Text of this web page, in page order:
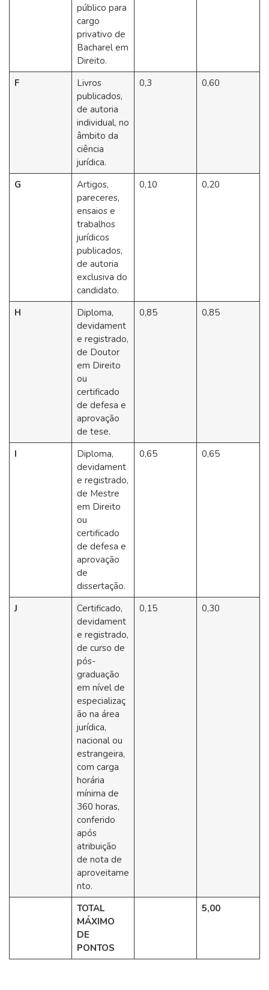
público para
cargo
privativo de
Bacharel em
Direito.
F
Livros
publicados,
de autoria
individual, no
âmbito da
ciência
jurídica.
0,3 0,60
G
Artigos,
pareceres,
ensaios e
trabalhos
jurídicos
publicados,
de autoria
exclusiva do
candidato.
0,10 0,20
H
Diploma,
devidament
e registrado,
de Doutor
em Direito
ou
certificado
de defesa e
aprovação
de tese.
0,85 0,85
I
Diploma,
devidament
e registrado,
de Mestre
em Direito
ou
certificado
de defesa e
aprovação
de
dissertação.
0,65 0,65
J
Certificado,
devidament
e registrado,
de curso de
pós-
graduação
em nível de
especializaç
ão na área
jurídica,
nacional ou
estrangeira,
com carga
horária
mínima de
360 horas,
conferido
após
atribuição
de nota de
aproveitame
nto.
0,15 0,30
TOTAL
MÁXIMO
DE
PONTOS
5,00